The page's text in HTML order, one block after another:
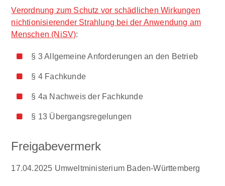
Verordnung zum Schutz vor schädlichen Wirkungen
nichtionisierender Strahlung bei der Anwendung am
Menschen (NiSV):
§ 3 Allgemeine Anforderungen an den Betrieb
§ 4 Fachkunde
§ 4a Nachweis der Fachkunde
§ 13 Übergangsregelungen
Freigabevermerk
17.04.2025 Umweltministerium Baden-Württemberg